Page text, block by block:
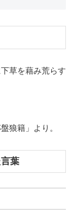
草を藉み荒らす
狼籍」より。
葉